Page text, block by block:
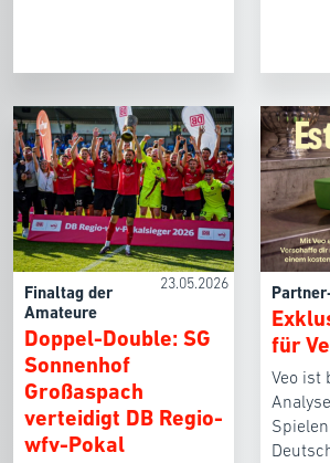
23.05.2026
Finaltag der
Amateure
Doppel-Double: SG
Sonnenhof
Großaspach
verteidigt DB Regio-
wfv-Pokal
für
Veo ist